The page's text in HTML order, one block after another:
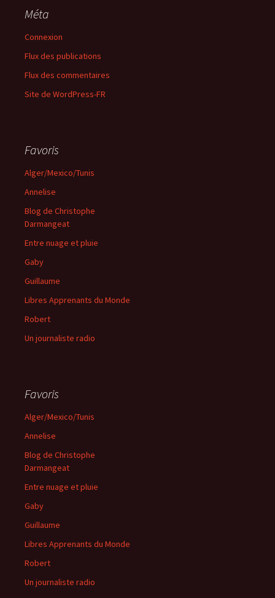
Méta
Connexion
Flux des publications
Flux des commentaires
Site de WordPress-FR
Favoris
Alger/Mexico/Tunis
Annelise
Blog de Christophe
Darmangeat
Entre nuage et pluie
Gaby
Guillaume
Libres Apprenants du Monde
Robert
Un journaliste radio
Favoris
Alger/Mexico/Tunis
Annelise
Blog de Christophe
Darmangeat
Entre nuage et pluie
Gaby
Guillaume
Libres Apprenants du Monde
Robert
Un journaliste radio